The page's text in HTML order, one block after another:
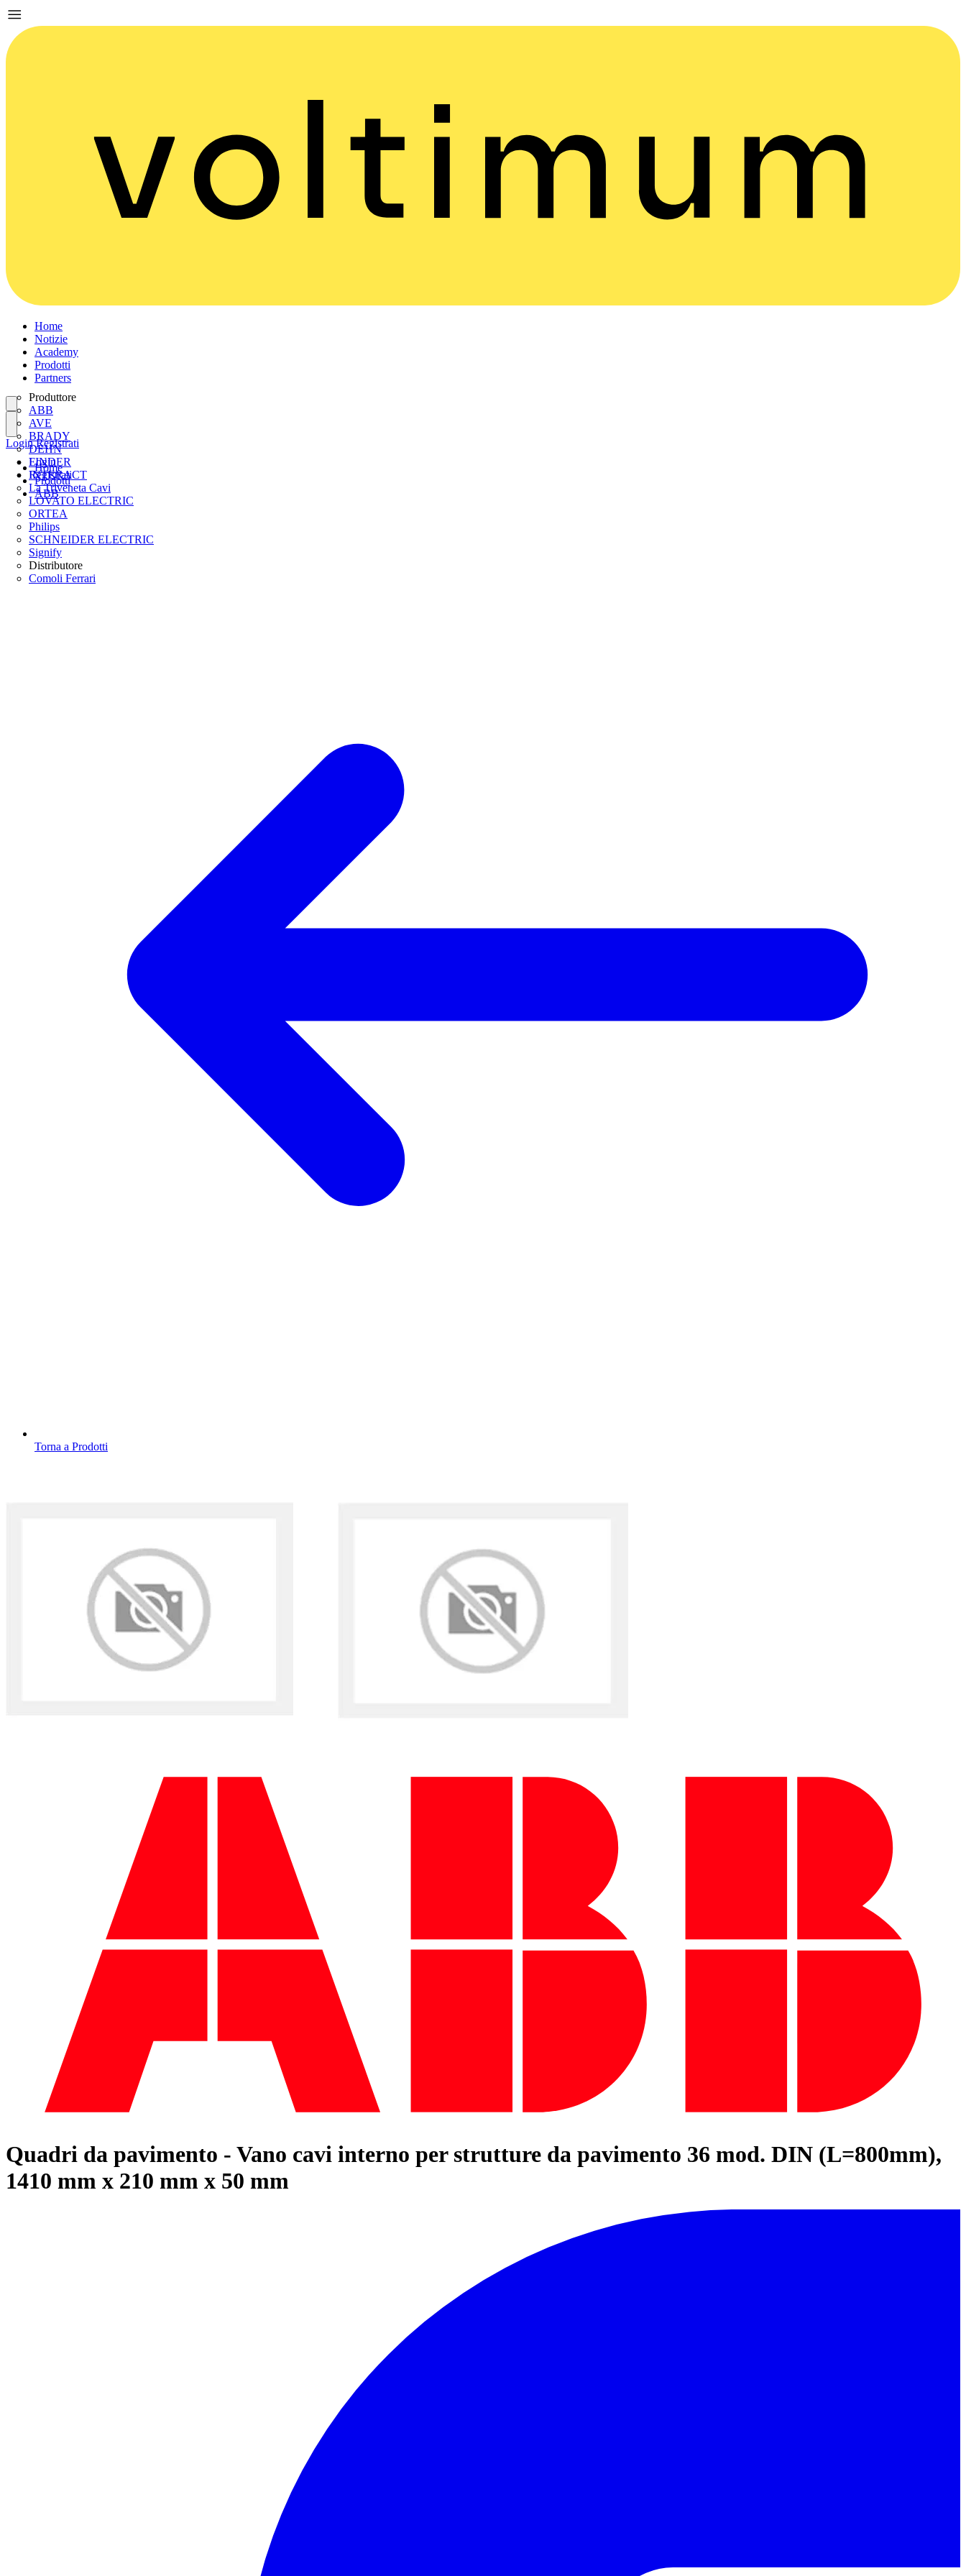
Home
Notizie
Academy
Prodotti
Partners
Produttore
ABB
AVE
BRADY
DEHN
FINDER
INTERACT
La Triveneta Cavi
LOVATO ELECTRIC
ORTEA
Philips
SCHNEIDER ELECTRIC
Signify
Distributore
Comoli Ferrari
Login
Registrati
Login Registrati
Home
Prodotti
ABB
Torna a Prodotti
Quadri da pavimento - Vano cavi interno per strutture da pavimento 36 mod. DIN (L=800mm),
1410 mm x 210 mm x 50 mm